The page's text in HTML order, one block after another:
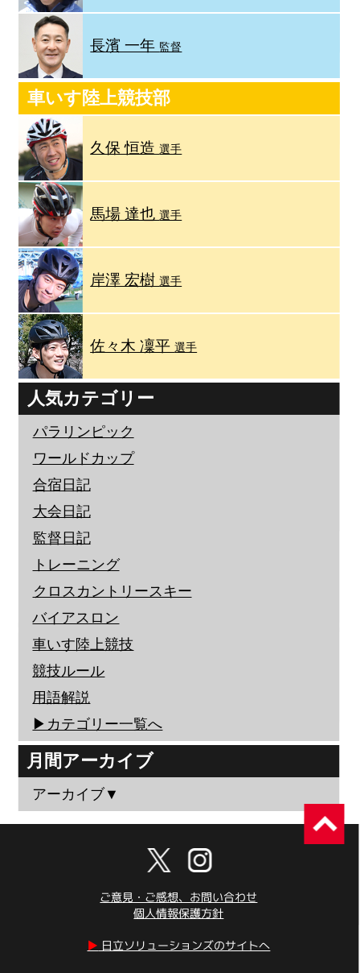
長濱 一年 監督
車いす陸上競技部
久保 恒造選手
馬場 達也選手
岸澤 宏樹選手
佐々木 凜平選手
人気カテゴリー
パラリンピック
ワールドカップ
合宿日記
大会日記
監督日記
トレーニング
クロスカントリースキー
バイアスロン
車いす陸上競技
競技ルール
用語解説
▶︎カテゴリー一覧へ
月間アーカイブ
アーカイブ▼
ご意見・ご感想、お問い合わせ
個人情報保護方針
▶︎ 日立ソリューションズのサイトへ